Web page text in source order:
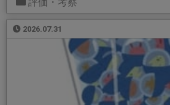
評価・考察
2026.07.31